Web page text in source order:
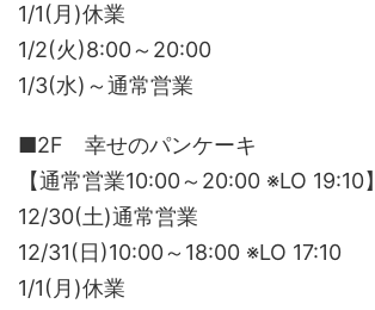
1/1(月)休業
1/2(火)8:00～20:00
1/3(水)～通常営業
■2F 幸せのパンケーキ
【通常営業10:00～20:00 ※LO 19:10】
12/30(土)通常営業
12/31(日)10:00～18:00 ※LO 17:10
1/1(月)休業